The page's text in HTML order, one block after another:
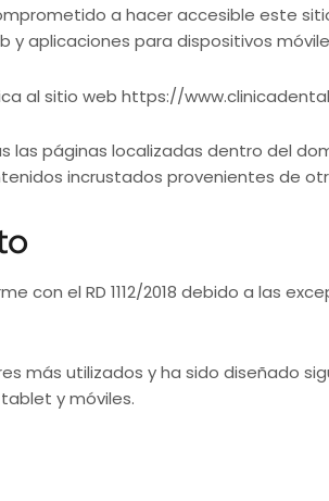
a hacer accesible este sitio
aplicaciones para dispositivos
al sitio web https://
páginas localizadas dentro del
incrustados provenientes de
con el RD 1112/2018 debido a las
más utilizados y ha sido diseñado
y móviles.